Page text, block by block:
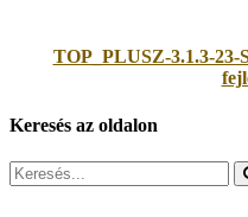
TOP_PLUSZ-3.1.3-23-
Keresés az oldalon
Search
for: